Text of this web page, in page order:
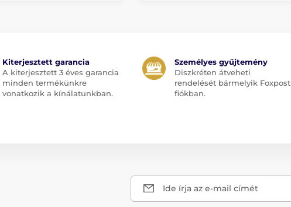
Kiterjesztett garancia
A kiterjesztett 3 éves garancia
minden termékünkre
vonatkozik a kínálatunkban.
Személyes gyűjtemény
Diszkréten átveheti
rendelését bármelyik Foxpost
fiókban.
Ide írja az e-mail címét